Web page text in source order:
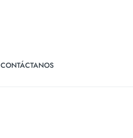
CONTÁCTANOS